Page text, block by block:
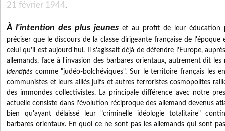
21 février 1944.
À l'intention des plus jeunes et au profit de leur éducation
préciser que le discours de la classe dirigeante française de
celui qu'il est aujourd'hui. Il s'agissait déjà de défendre l'Europe,
allemands, face à l'invasion des barbares orientaux, autrement dit
identifiés comme "judéo-bolchéviques". Sur le territoire français les
communistes et leurs alliés juifs et autres terroristes cosmopolites
des immondes collectivistes. La principale différence avec notre
actuelle consiste dans l'évolution réciproque des allemand devenus
bien qu'ayant délaissé leur "criminelle idéologie totalitaire"
barbares orientaux. En quoi ce ne sont pas les allemands qui sont